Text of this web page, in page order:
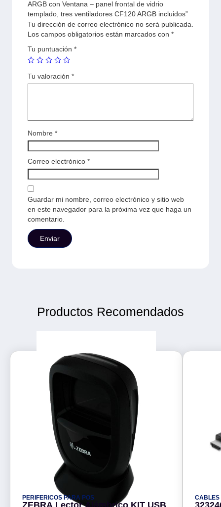
ARGB con Ventana – panel frontal de vidrio
templado, tres ventiladores CF120 ARGB incluidos”
Tu dirección de correo electrónico no será publicada.
Los campos obligatorios están marcados con *
Tu puntuación *
Tu valoración *
Nombre *
Correo electrónico *
Guardar mi nombre, correo electrónico y sitio web
en este navegador para la próxima vez que haga un
comentario.
Productos Recomendados
PERIFERICOS PARA POS
ZEBRA Lector Alámbrico KIT USB
CABLES